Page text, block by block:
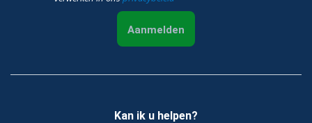
Aanmelden
Kan ik u helpen?